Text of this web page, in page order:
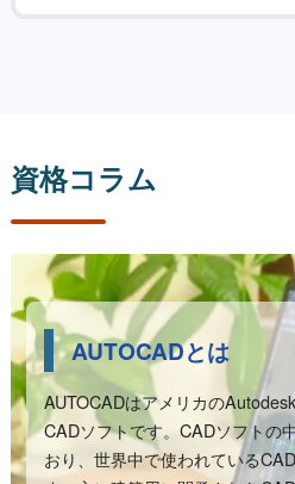
資格コラム
AUTOCADとは
AUTOCADはアメリカの
CADソフトです。CADソフトの
おり、世界中で使われている